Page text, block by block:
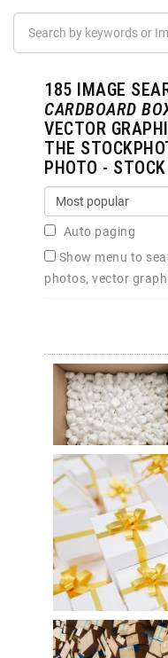
185 IMAGE
CARDBOARD
VECTOR
THE
PHOTO - STOCK
Auto paging
Show menu to
photos, vector